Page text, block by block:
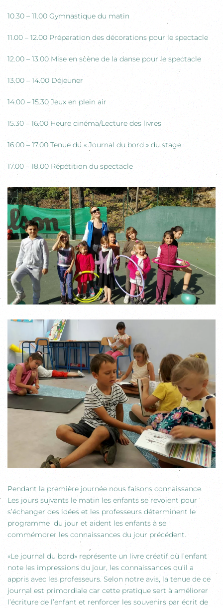
10.30 – 11.00 Gymnastique du matin
11.00 – 12.00 Préparation des décorations pour le spectacle
12.00 – 13.00 Mise en scène de la danse pour le spectacle
13.00 – 14.00 Déjeuner
14.00 – 15.30 Jeux en plein air
15.30 – 16.00 Heure cinéma/Lecture des livres
16.00 – 17.00 Tenue du « Journal du bord » du stage
17.00 – 18.00 Répétition du spectacle
Pendant la première journée nous faisons connaissance.
Les jours suivants le matin les enfants se revoient pour
s’échanger des idées et les professeurs déterminent le
programme du jour et aident les enfants à se
commémorer les connaissances du jour précédent.
«Le journal du bord» représente un livre créatif où l’enfant
note les impressions du jour, les connaissances qu’il a
appris avec les professeurs. Selon notre avis, la tenue de ce
journal est primordiale car cette pratique sert à améliorer
l’écriture de l’enfant et renforcer les souvenirs par écrit de